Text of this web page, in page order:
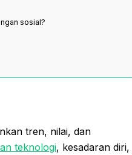
sosial?
tren, nilai, dan
teknologi, kesadaran diri,